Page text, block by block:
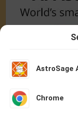
AstroSage on
AstroSage
Chrome
Home